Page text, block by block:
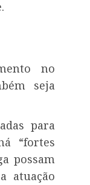
no
seja
para
“fortes
possam
atuação